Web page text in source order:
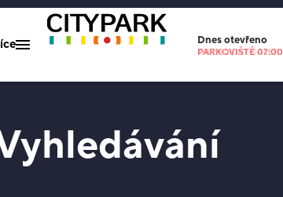
Dnesotevřeno
OBCHODNÍ
PARKOVIŠTĚ